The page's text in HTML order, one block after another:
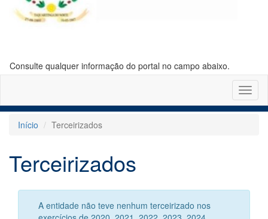
Consulte qualquer informação do portal no campo abaixo.
Início
Terceirizados
Terceirizados
A entidade não teve nenhum terceirizado nos